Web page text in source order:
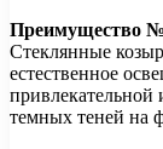
Преимущество
Стеклянные
естественное
темных теней на